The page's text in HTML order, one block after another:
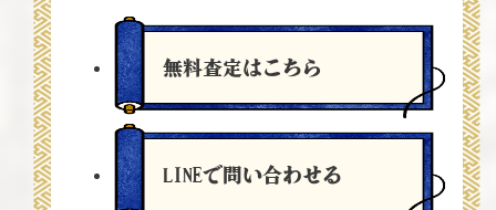
無料査定はこちら
LINEで問い合わせる